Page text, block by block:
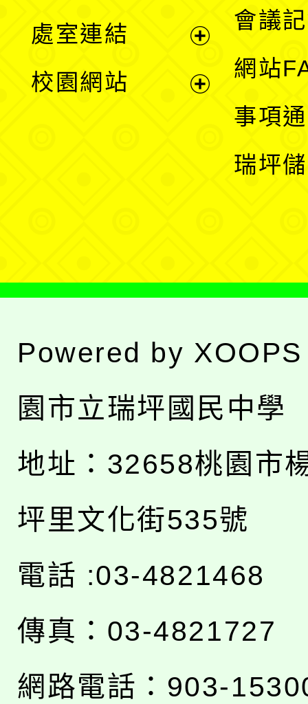
單
處室連結
校園網站
會議
網站
事項
瑞坪
Powered by XOOPS
園市立瑞坪國民中學
地址： 32658桃園市
坪里文化街535號
電話 :03-4821468
傳真：03-4821727
網路電話：903-